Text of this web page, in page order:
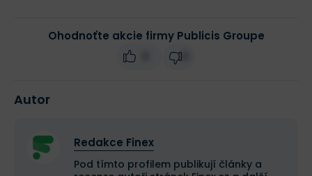
Ohodnoťte akcie firmy Publicis Groupe
Autor
Redakce Finex
Pod tímto profilem publikují články a